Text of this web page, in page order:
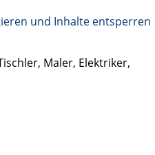
und Inhalte entsperren
Maler, Elektriker,